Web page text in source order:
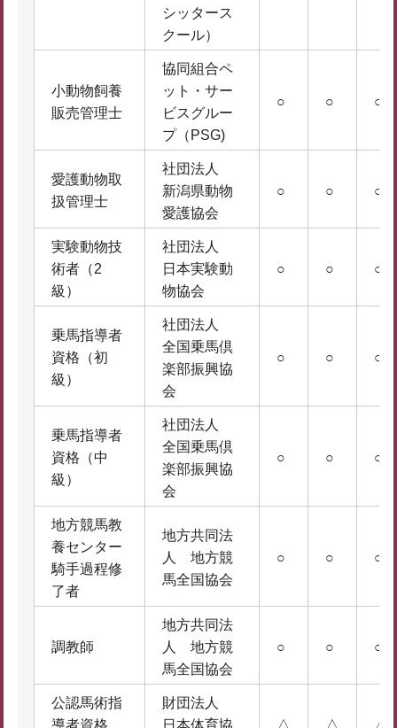
シッタース
クール）
小動物飼養
販売管理士
協同組合ペ
ット・サー
ビスグルー
プ（PSG)
○ ○ ○
愛護動物取
扱管理士
社団法人
新潟県動物
愛護協会
○ ○ ○
実験動物技
術者（2
級）
社団法人
日本実験動
物協会
○ ○ ○
乗馬指導者
資格（初
級）
社団法人
全国乗馬倶
楽部振興協
会
○ ○ ○
乗馬指導者
資格（中
級）
社団法人
全国乗馬倶
楽部振興協
会
○ ○ ○
地方競馬教
養センター
騎手過程修
了者
地方共同法
人 地方競
馬全国協会
○ ○ ○
調教師
地方共同法
人 地方競
馬全国協会
○ ○ ○
公認馬術指
導者資格
財団法人
日本体育協
△ △ △